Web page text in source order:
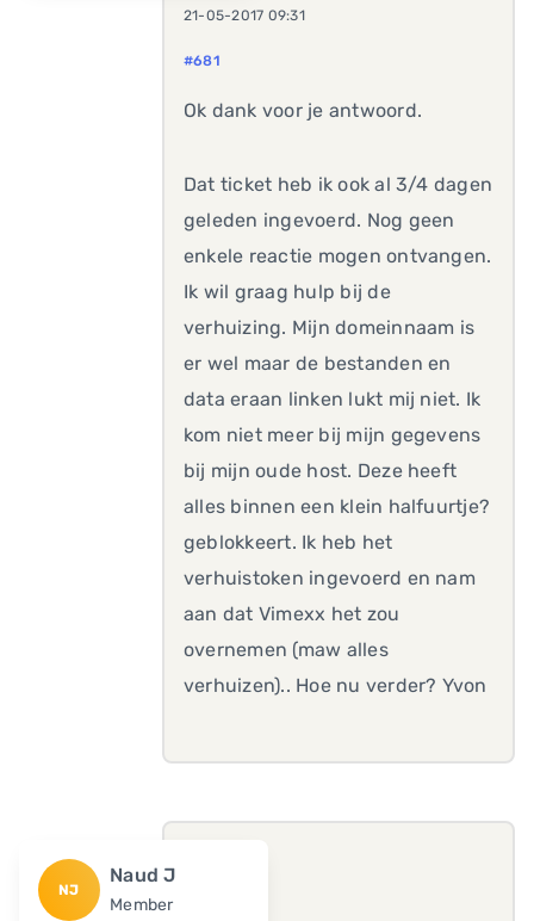
21-05-2017 09:31
#681
Ok dank voor je antwoord.
Dat ticket heb ik ook al 3/4 dagen
geleden ingevoerd. Nog geen
enkele reactie mogen ontvangen.
Ik wil graag hulp bij de
verhuizing. Mijn domeinnaam is
er wel maar de bestanden en
data eraan linken lukt mij niet. Ik
kom niet meer bij mijn gegevens
bij mijn oude host. Deze heeft
alles binnen een klein halfuurtje?
geblokkeert. Ik heb het
verhuistoken ingevoerd en nam
aan dat Vimexx het zou
overnemen (maw alles
verhuizen).. Hoe nu verder? Yvon
NJ
Naud J
Member